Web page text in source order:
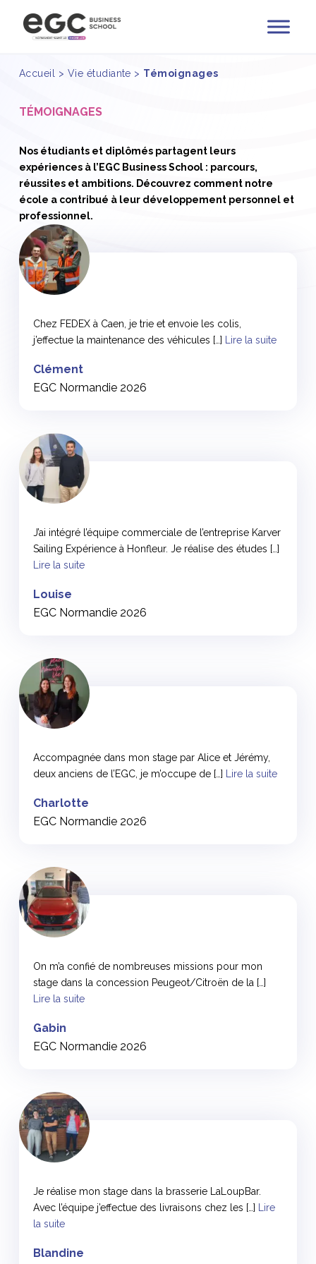
Accueil > Vie étudiante > Témoignages
TÉMOIGNAGES
Nos étudiants et diplômés partagent leurs
expériences à l’EGC Business School : parcours,
réussites et ambitions. Découvrez comment notre
école a contribué à leur développement personnel et
professionnel.
Chez FEDEX à Caen, je trie et envoie les colis,
j’effectue la maintenance des véhicules […]
Lire la suite
Clément
EGC Normandie 2026
J’ai intégré l’équipe commerciale de l’entreprise Karver
Sailing Expérience à Honfleur. Je réalise des études […]
Lire la suite
Louise
EGC Normandie 2026
Accompagnée dans mon stage par Alice et Jérémy,
deux anciens de l’EGC, je m’occupe de […]
Lire la suite
Charlotte
EGC Normandie 2026
On m’a confié de nombreuses missions pour mon
stage dans la concession Peugeot/Citroën de la […]
Lire la suite
Gabin
EGC Normandie 2026
Je réalise mon stage dans la brasserie LaLoupBar.
Avec l’équipe j’effectue des livraisons chez les […]
Lire
la suite
Blandine